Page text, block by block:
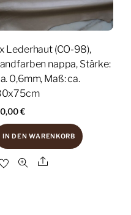
Lederhaut (CO-98),
nappa, Stärke:
0,6mm, Maß: ca.
€
IN DEN WARENKORB
Share